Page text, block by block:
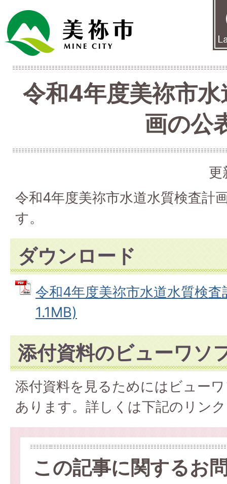
令和4年度美祢市
画の公
更
令和4年度美祢市水道水質検査計
す。
ダウンロード
令和4年度美祢市水道水質検
1.1MB)
添付資料のビューワソ
添付資料を見るためにはビュー
あります。詳しくは下記のリン
この記事に関するお